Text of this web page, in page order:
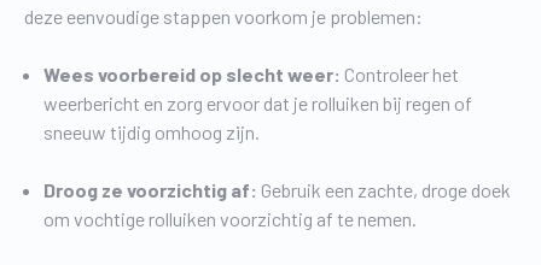
deze eenvoudige stappen voorkom je problemen:
Wees voorbereid op slecht weer: Controleer het
weerbericht en zorg ervoor dat je rolluiken bij regen of
sneeuw tijdig omhoog zijn.
Droog ze voorzichtig af: Gebruik een zachte, droge doek
om vochtige rolluiken voorzichtig af te nemen.